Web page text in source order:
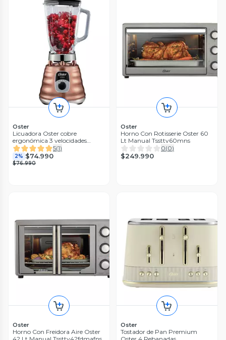
Oster
Licuadora Oster cobre
ergonómica 3 velocidades
BLST4128
5(1)
2% $74.990
$76.990
Oster
Horno Con Rotisserie Oster 60
Lt Manual Tssttv60mns
0(0)
$249.990
Oster
Horno Con Freidora Aire Oster
42 Lt Manual Tssttv42fdmafns
Oster
Tostador de Pan Premium
Oster 4 Rebanadas